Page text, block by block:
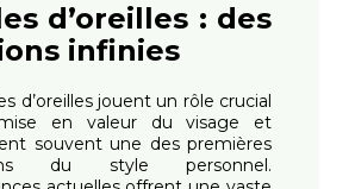
d’oreilles : des
infinies
d’oreilles jouent un rôle crucial
en valeur du visage et
souvent une des premières
du style personnel.